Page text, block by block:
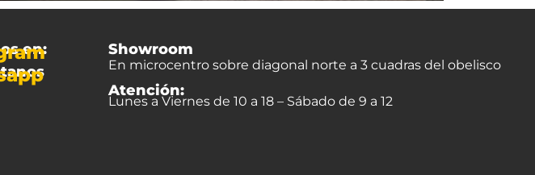
en: Showroom
En microcentro sobre diagonal norte a 3 cuadras del obelisco
Atención:
Lunes a Viernes de 10 a 18 – Sábado de 9 a 12